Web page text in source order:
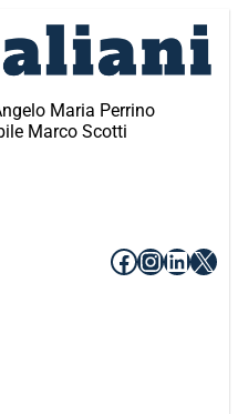
Maria Perrino
Marco Scotti
Facebook
X